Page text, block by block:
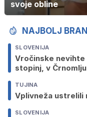
svoje obline
NAJBOLJ
SLOVENIJA
Vročinske nevihte
stopinj, v
TUJINA
Vplivneža ustrelili
SLOVENIJA